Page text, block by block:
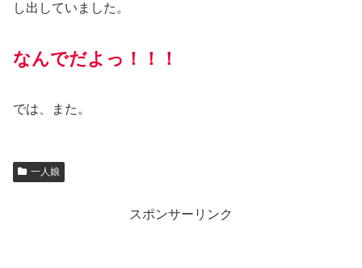
し出していました。
なんでだよっ！！！
では、また。
一人娘
スポンサーリンク